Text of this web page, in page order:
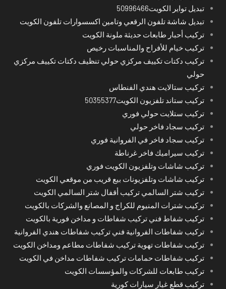
تبديل تواير الكويت50996466
تبديل شاشة تلفون الرقعي وتامين اكسسوارات تلفون الكويت
تركيب أحبار طابعات حديثة ملونة الكويت
تركيب خيام للأفراح والمناسبات رخيص
تركيب دكتات تكييف مركزي حولي تنظيف دكتات تكييف مركزي
حولي
تركيب ستالايت هندي الفنطاس
تركيب ستاند تلفزيون الكويت50355377
تركيب ستلايت حولي فوري
تركيب سجاد فاخر حولي
تركيب سجاد فاخر في الفروانية فوري
تركيب سيراميك فاخر غرناطة
تركيب شاشات وتلفزيون الكويت فوري
تركيب شاشات وتلفزيونات بيع قريب من موقعي الكويت
تركيب شتر السالمي تركيب أقفال شتر السالمي الكويت
تركيب شترات المنيوم للكراج و المصانع والشركات بالكويت
تركيب شفاط فني تركيب شفاطات و مداخن فورية بالكويت
تركيب شفاطات الفروانية فني تركيب شفاطات هندي الفروانية
تركيب شفاطات تهوية تركيب شفاطات مطاعم ومداخن الكويت
تركيب شفاطات حمامات تركيب شفاطات مداخن في الكويت
تركيب طابعات للشركات والمؤسسات الكويت
تركيب قطع غيار سيارات كورية